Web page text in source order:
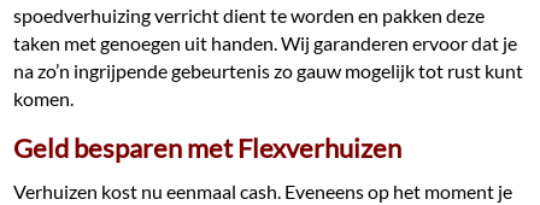
spoedverhuizing verricht dient te worden en pakken deze
taken met genoegen uit handen. Wij garanderen ervoor dat je
na zo’n ingrijpende gebeurtenis zo gauw mogelijk tot rust kunt
komen.
Geld besparen met Flexverhuizen
Verhuizen kost nu eenmaal cash. Eveneens op het moment je